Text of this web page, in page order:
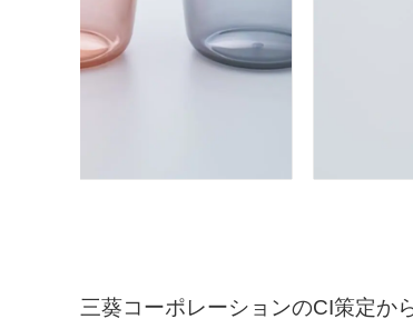
三葵コーポレーションのCI策定か